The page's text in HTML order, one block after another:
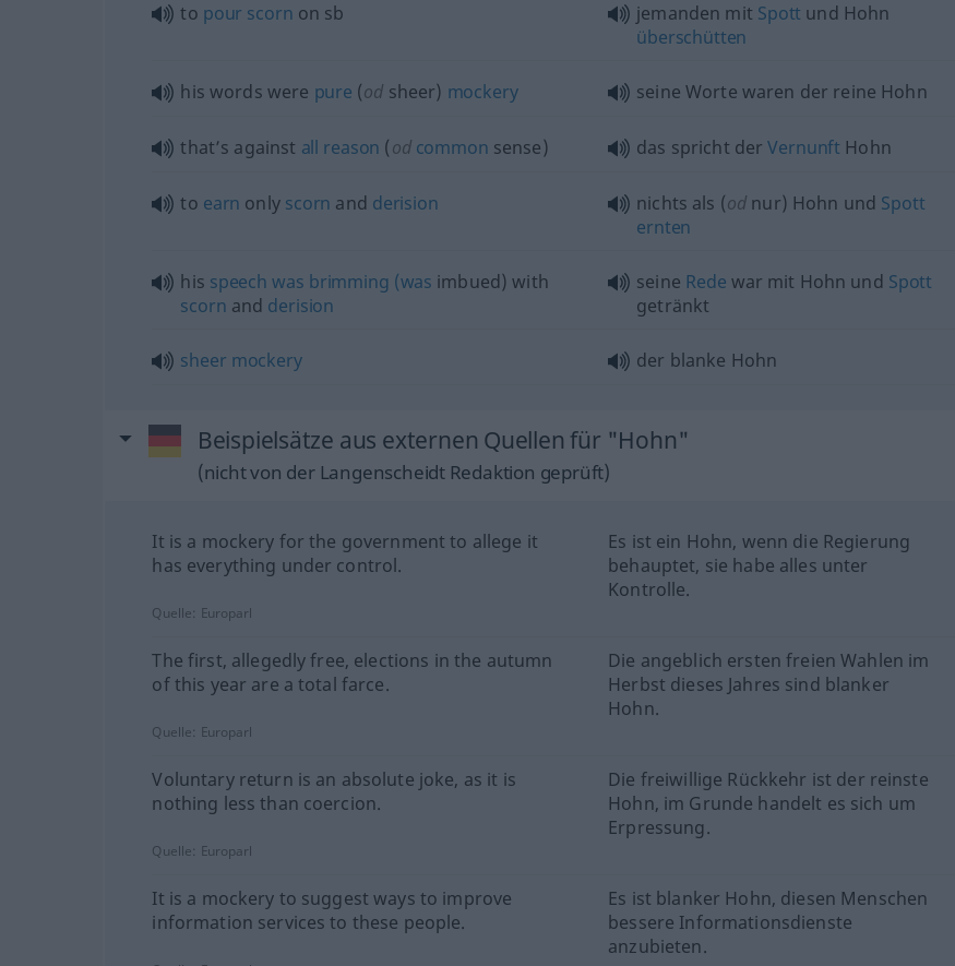
to pour scorn on sb jemanden mit Spott und Hohn
überschütten
his words were pure (od sheer) mockery seine Worte waren der reine Hohn
that’s against all reason (odcommon sense) das spricht derVernunft Hohn
to earn only scorn and derision nichts als (od nur) Hohn und Spott
ernten
his speech was brimming (was imbued) with
scorn and derision
seine Rede war mit Hohn und Spott
getränkt
sheer mockery der blanke Hohn
Beispielsätze aus externen Quellen für "Hohn"
(nicht von der Langenscheidt Redaktion geprüft)
It is a mockery for the government to allege it
has everything under control.
Es ist ein Hohn, wenn die Regierung
behauptet, sie habe alles unter
Kontrolle.
Quelle: Europarl
The first, allegedly free, elections in the autumn
of this year are a total farce.
Die angeblich ersten freien Wahlen im
Herbst dieses Jahres sind blanker
Hohn.
Quelle: Europarl
Voluntary return is an absolute joke, as it is
nothing less than coercion.
Die freiwillige Rückkehr ist der reinste
Hohn, im Grunde handelt es sich um
Erpressung.
Quelle: Europarl
It is a mockery to suggest ways to improve
information services to these people.
Es ist blanker Hohn, diesen Menschen
bessere Informationsdienste
anzubieten.